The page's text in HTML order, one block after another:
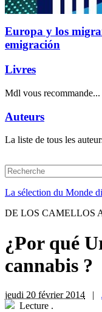
Europa y los
emigración
Livres
Mdl vous recommande...
Auteurs
La liste de tous les
La sélection du Monde
DE LOS CAMELLOS
¿Por qué
cannabis ?
jeudi 20 février 2014 |
Lecture .